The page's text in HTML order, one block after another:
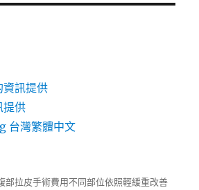
資訊提供
提供
台灣繁體中文
部拉皮手術費用不同部位依照輕緩重改善